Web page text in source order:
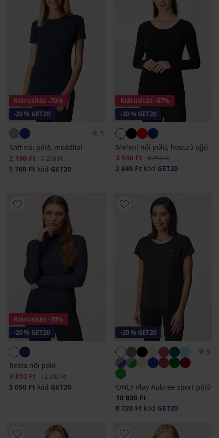
Kiárusítás -70%
-20 % GET20
5
Soft női póló, modállal
Kedvezmény
2 190 Ft Eredeti ár
7 290 Ft
1 760 Ft kód GET20
Kiárusítás -57%
-20 % GET20
Melani női póló, hosszú ujjú
Kedvezmény
3 540 Ft Eredeti ár
8 250 Ft
2 840 Ft kód GET20
Kiárusítás -70%
-20 % GET20
Resta női póló
Kedvezmény
3 810 Ft Eredeti ár
12 690 Ft
3 050 Ft kód GET20
-20 % GET20
5
ONLY Play Aubree sport póló
10 890 Ft
8 720 Ft kód GET20